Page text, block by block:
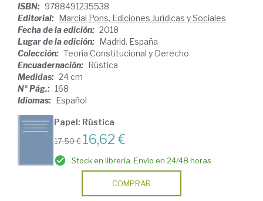
ISBN: 9788491235538
Editorial: Marcial Pons, Ediciones Jurídicas y Sociales
Fecha de la edición: 2018
Lugar de la edición: Madrid. España
Colección: Teoría Constitucional y Derecho
Encuadernación: Rústica
Medidas: 24 cm
Nº Pág.: 168
Idiomas: Español
Papel: Rústica
17,50 € 16,62 €
Stock en librería. Envío en 24/48 horas
COMPRAR